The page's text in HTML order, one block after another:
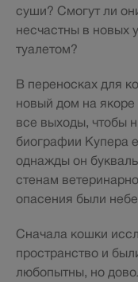
суши? Смогут ли
несчастны в новых
туалетом?
В переносках для
новый дом на якоре
все выходы, чтобы
биографии Купера
однажды он
стенам
опасения были
Сначала кошки
пространство и
любопытны, но